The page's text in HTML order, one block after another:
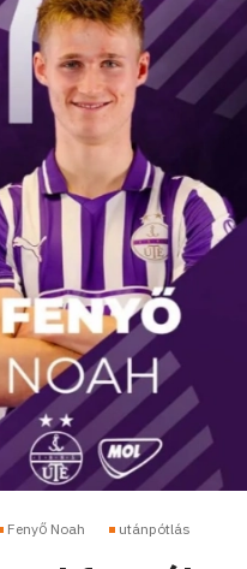
Fenyő Noah utánpótlás